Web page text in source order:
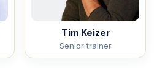
Tim Keizer
Senior trainer